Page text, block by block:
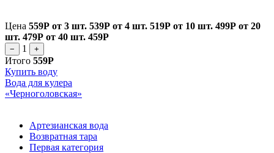
Цена 559Р от 3 шт. 539Р от 4 шт. 519Р от 10 шт. 499Р от 20
шт. 479Р от 40 шт. 459Р
− 1 +
Итого 559Р
Купить воду
Вода для кулера
«Черноголовская»
Артезианская вода
Возвратная тара
Первая категория